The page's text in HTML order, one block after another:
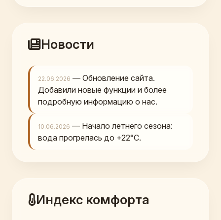
Новости
22.06.2026 — Обновление сайта.
Добавили новые функции и более
подробную информацию о нас.
10.06.2026 — Начало летнего сезона:
вода прогрелась до +22°C.
Индекс комфорта